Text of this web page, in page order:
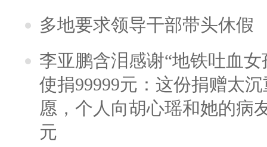
多地要求领导干部带头休假
李亚鹏含泪感谢“地铁吐血
使捐99999元：这份捐赠太
愿，个人向胡心瑶和她的病
元